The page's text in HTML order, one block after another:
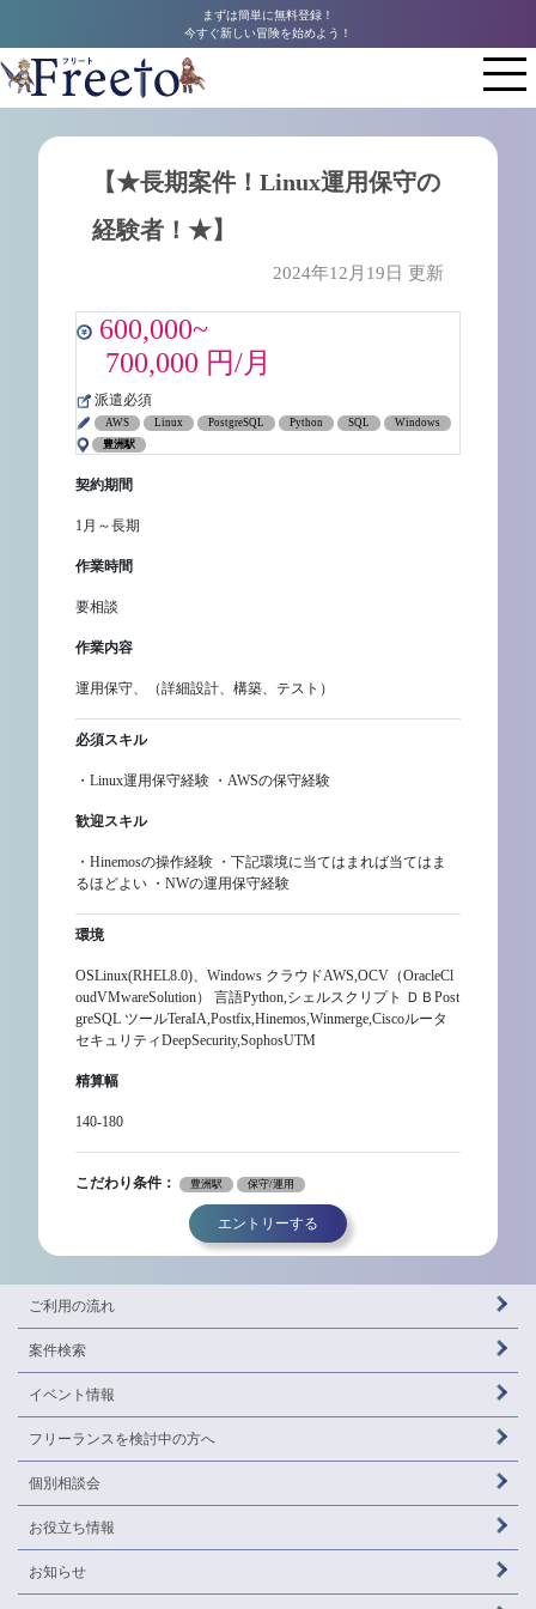
まずは簡単に無料登録！
今すぐ新しい冒険を始めよう！
【★長期案件！Linux運用保守の
経験者！★】
2024年12月19日 更新
600,000~
700,000 円/月
派遣必須
AWS Linux PostgreSQL Python SQL
Windows
豊洲駅
契約期間
1月～長期
作業時間
要相談
作業内容
運用保守、（詳細設計、構築、テスト）
必須スキル
・Linux運用保守経験 ・AWSの保守経験
歓迎スキル
・Hinemosの操作経験 ・下記環境に当てはまれば当てはま
るほどよい ・NWの運用保守経験
環境
OSLinux(RHEL8.0)、Windows クラウドAWS,OCV（OracleCl
oudVMwareSolution） 言語Python,シェルスクリプト ＤＢPost
greSQL ツールTeraIA,Postfix,Hinemos,Winmerge,Ciscoルータ
セキュリティDeepSecurity,SophosUTM
精算幅
140-180
こだわり条件： 豊洲駅 保守/運用
エントリーする
ご利用の流れ
案件検索
イベント情報
フリーランスを検討中の方へ
個別相談会
お役立ち情報
お知らせ